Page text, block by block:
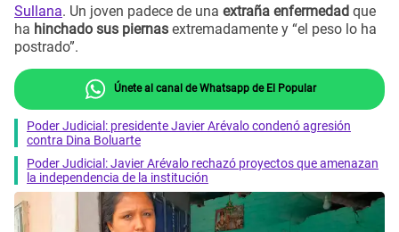
Sullana. Un joven padece de una extraña enfermedad que
ha hinchado sus piernas extremadamente y “el peso lo ha
postrado”.
Únete al canal de Whatsapp de El Popular
Poder Judicial: presidente Javier Arévalo condenó agresión
contra Dina Boluarte
Poder Judicial: Javier Arévalo rechazó proyectos que amenazan
la independencia de la institución